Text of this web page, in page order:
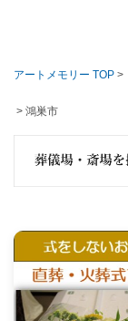
アートメモリー TOP >
> 鴻巣市